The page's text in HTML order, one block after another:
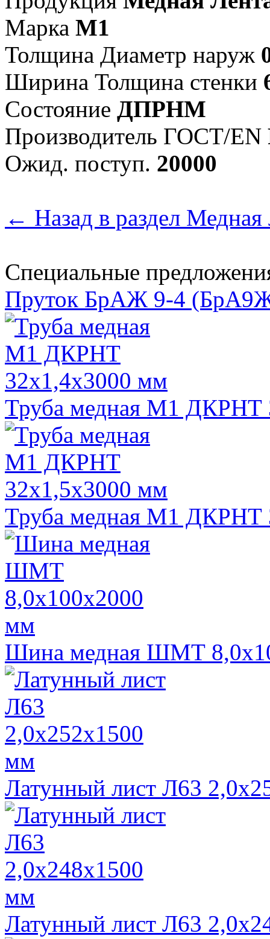
Марка М1
Толщина Диаметр наруж
Ширина Толщина стенки
Состояние ДПРНМ
Произво­дитель ГОСТ/EN
Ожид. поступ. 20000
← Назад в раздел Медная
Специальные
Пруток БрАЖ 9-4
Труба медная М1 ДКРНТ
Труба медная М1 ДКРНТ
Шина медная ШМТ
Латунный лист Л63
Латунный лист Л63